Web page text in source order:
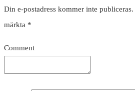
Din e-postadress kommer inte publiceras.
märkta *
Comment